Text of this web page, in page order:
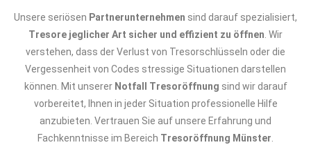
Unsere seriösen Partnerunternehmen sind darauf spezialisiert,
Tresore jeglicher Art sicher und effizient zu öffnen . Wir
verstehen, dass der Verlust von Tresorschlüsseln oder die
Vergessenheit von Codes stressige Situationen darstellen
können. Mit unserer Notfall Tresoröffnung sind wir darauf
vorbereitet, Ihnen in jeder Situation professionelle Hilfe
anzubieten. Vertrauen Sie auf unsere Erfahrung und
Fachkenntnisse im Bereich Tresoröffnung Münster